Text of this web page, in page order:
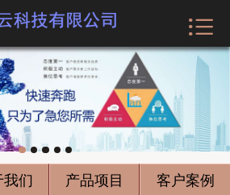

关于我们
产品项目
客户案例
新闻资讯

我们 产品项目 客户案例